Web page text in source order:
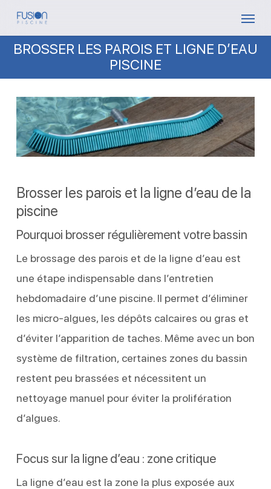
Skip
mainBROSSER LES PAROIS ET LIGNE D’EAU
PISCINE
Brosser les parois et la ligne d’eau de la
piscine
Pourquoi brosser régulièrement votre bassin
Le brossage des parois et de la ligne d’eau est
une étape indispensable dans l’entretien
hebdomadaire d’une piscine. Il permet d’éliminer
les micro-algues, les dépôts calcaires ou gras et
d’éviter l’apparition de taches. Même avec un bon
système de filtration, certaines zones du bassin
restent peu brassées et nécessitent un
nettoyage manuel pour éviter la prolifération
d’algues.
Focus sur la ligne d’eau : zone critique
La ligne d’eau est la zone la plus exposée aux